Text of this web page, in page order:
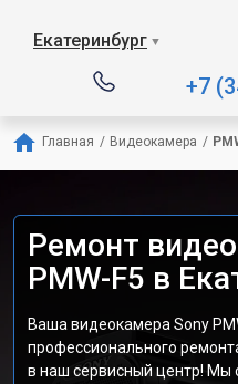
Екатеринбург ▼
+7
Главная / Видеокамера /
Ремонт
PMW-F5 в
Ваша видеокамера Sony
профессионального
в наш сервисный центр! Мы